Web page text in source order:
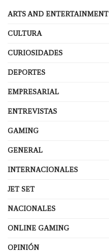
ARTS AND ENTERTAINMENT
CULTURA
CURIOSIDADES
DEPORTES
EMPRESARIAL
ENTREVISTAS
GAMING
GENERAL
INTERNACIONALES
JET SET
NACIONALES
ONLINE GAMING
OPINIÓN